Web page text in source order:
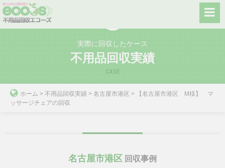
Skip
to
実際に回収したケース
不用品回収実績
CASE
ホーム > 不用品回収実績 > 名古屋市港区 >
【名古屋市港区 M様】 マ
ッサージチェアの回収
名古屋市港区 回収事例